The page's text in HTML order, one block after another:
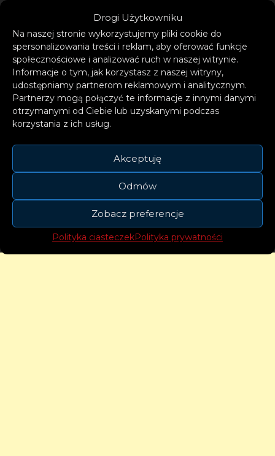
Drogi Użytkowniku
Na naszej stronie wykorzystujemy pliki cookie do
spersonalizowania treści i reklam, aby oferować funkcje
społecznościowe i analizować ruch w naszej witrynie.
Informacje o tym, jak korzystasz z naszej witryny,
udostępniamy partnerom reklamowym i analitycznym.
Partnerzy mogą połączyć te informacje z innymi danymi
otrzymanymi od Ciebie lub uzyskanymi podczas
korzystania z ich usług.
Akceptuję
Odmów
Zobacz preferencje
Polityka ciasteczekPolityka prywatności
Za stylizacje odpowiadają Peri Rosenzweig i
Nick Royal z kreatywnego kolektywu
HARDSTYLE. Kostiumy Gagi – w tym między
innymi biała peleryna stworzona ze starych
sukienek ślubnych – dodają kolejną
warstwę do przemyślanej produkcji.